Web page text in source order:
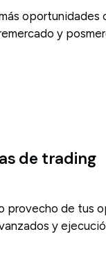
oportunidades
y
de trading
provecho de tus
y